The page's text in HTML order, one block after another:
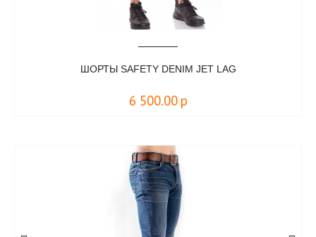
ШОРТЫ SAFETY DENIM JET LAG
6 500.00 р